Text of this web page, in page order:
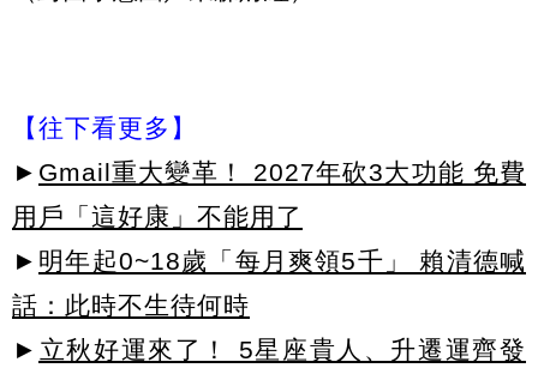
【往下看更多】
► Gmail重大變革！ 2027年砍3大功能 免費
用戶「這好康」不能用了
► 明年起0~18歲「每月爽領5千」 賴清德喊
話：此時不生待何時
► 立秋好運來了！ 5星座貴人、升遷運齊發